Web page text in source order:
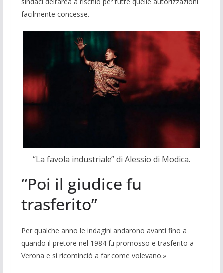
fa­cilmente concesse.
“La favola industriale” di Alessio di Modica.
“Poi il giudice fu
trasferito”
Per qualche anno le indagini andarono avanti fino a
quando il pretore nel 1984 fu pro­mosso e trasferito a
Verona e si ri­cominciò a far come volevano.»